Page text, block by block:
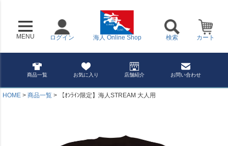
MENU 海人 Online Shop
ログイン 検索 カート
商品一覧 お気に入り 店舗紹介 お問い合わせ
HOME 商品一覧 【ｵﾝﾗｲﾝ限定】海人STREAM 大人用